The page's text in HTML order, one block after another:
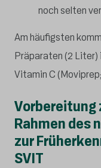
noch selten
Am häufigsten
Präparaten (2
Vitamin C
Vorbereitung
Rahmen des
zur
SVIT